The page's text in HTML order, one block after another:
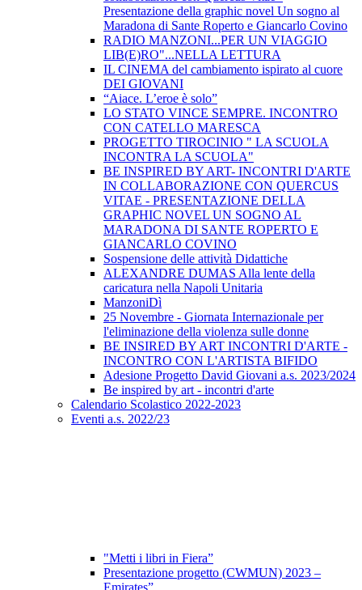
Presentazione della graphic novel Un sogno al
Maradona di Sante Roperto e Giancarlo Covino
RADIO MANZONI...PER UN VIAGGIO
LIB(E)RO"...NELLA LETTURA
IL CINEMA del cambiamento ispirato al cuore
DEI GIOVANI
“Aiace. L’eroe è solo”
LO STATO VINCE SEMPRE. INCONTRO
CON CATELLO MARESCA
PROGETTO TIROCINIO " LA SCUOLA
INCONTRA LA SCUOLA"
BE INSPIRED BY ART- INCONTRI D'ARTE
IN COLLABORAZIONE CON QUERCUS
VITAE - PRESENTAZIONE DELLA
GRAPHIC NOVEL UN SOGNO AL
MARADONA DI SANTE ROPERTO E
GIANCARLO COVINO
Sospensione delle attività Didattiche
ALEXANDRE DUMAS Alla lente della
caricatura nella Napoli Unitaria
ManzoniDì
25 Novembre - Giornata Internazionale per
l'eliminazione della violenza sulle donne
BE INSIRED BY ART INCONTRI D'ARTE -
INCONTRO CON L'ARTISTA BIFIDO
Adesione Progetto David Giovani a.s. 2023/2024
Be inspired by art - incontri d'arte
Calendario Scolastico 2022-2023
Eventi a.s. 2022/23
"Metti i libri in Fiera”
Presentazione progetto (CWMUN) 2023 –